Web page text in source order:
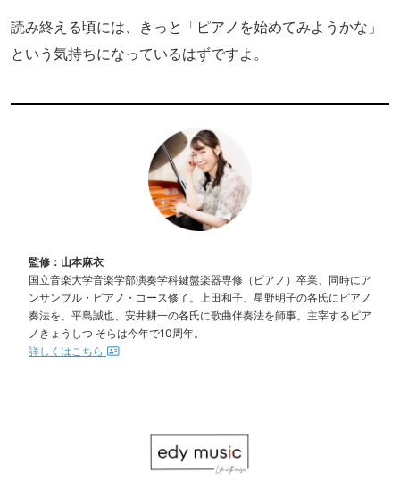
読み終える頃には、きっと「ピアノを始めてみようかな」
という気持ちになっているはずですよ。
監修：山本麻衣
国立音楽大学音楽学部演奏学科鍵盤楽器専修（ピアノ）卒業、同時にア
ンサンブル・ピアノ・コース修了。上田和子、星野明子の各氏にピアノ
奏法を、平島誠也、安井耕一の各氏に歌曲伴奏法を師事。主宰するピア
ノきょうしつ そらは今年で10周年。
詳しくはこちら